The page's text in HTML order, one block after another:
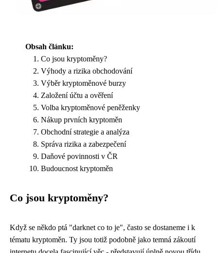
Obsah článku:
Co jsou kryptoměny?
Výhody a rizika obchodování
Výběr kryptoměnové burzy
Založení účtu a ověření
Volba kryptoměnové peněženky
Nákup prvních kryptoměn
Obchodní strategie a analýza
Správa rizika a zabezpečení
Daňové povinnosti v ČR
Budoucnost kryptoměn
Co jsou kryptoměny?
Když se někdo ptá "darknet co to je", často se dostaneme i k
tématu kryptoměn. Ty jsou totiž podobně jako temná zákoutí